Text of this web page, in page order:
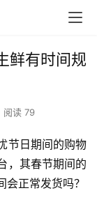
鲜有时间规
阅读 79
节日期间的购物
，其春节期间的
正常发货吗？